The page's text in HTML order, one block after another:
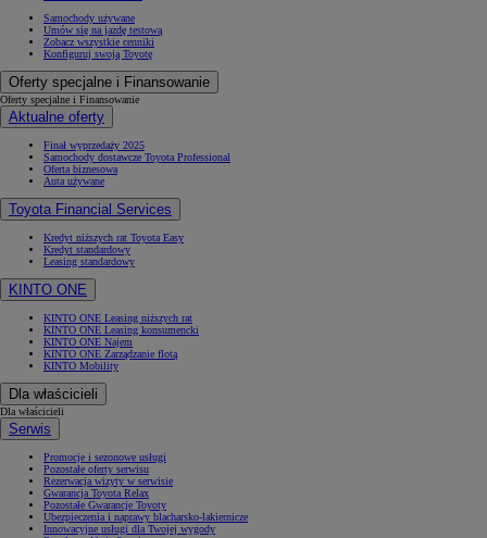
Samochody używane
Umów się na jazdę testową
Zobacz wszystkie cenniki
Konfiguruj swoją Toyotę
Oferty specjalne i Finansowanie
Oferty specjalne i Finansowanie
Aktualne oferty
Finał wyprzedaży 2025
Samochody dostawcze Toyota Professional
Oferta biznesowa
Auta używane
Toyota Financial Services
Kredyt niższych rat Toyota Easy
Kredyt standardowy
Leasing standardowy
KINTO ONE
KINTO ONE Leasing niższych rat
KINTO ONE Leasing konsumencki
KINTO ONE Najem
KINTO ONE Zarządzanie flotą
KINTO Mobility
Dla właścicieli
Dla właścicieli
Serwis
Promocje i sezonowe usługi
Pozostałe oferty serwisu
Rezerwacja wizyty w serwisie
Gwarancja Toyota Relax
Pozostałe Gwarancje Toyoty
Ubezpieczenia i naprawy blacharsko-lakiernicze
Innowacyjne usługi dla Twojej wygody